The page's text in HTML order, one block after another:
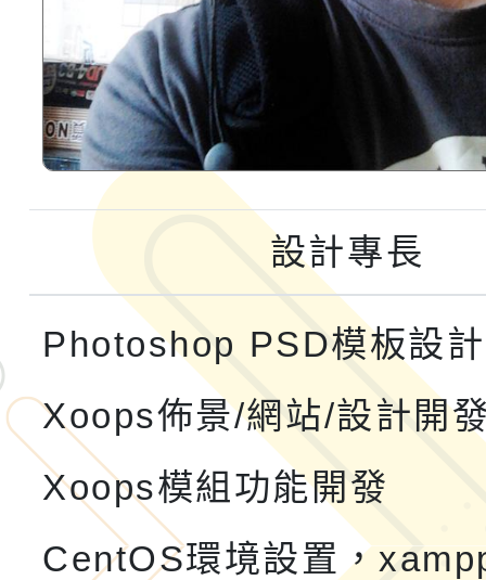
設計專長
Photoshop PSD模板設計
Xoops佈景/網站/設計開
Xoops模組功能開發
CentOS環境設置，